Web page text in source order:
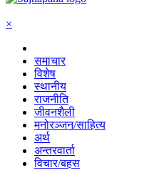
×
समाचार
विशेष
स्थानीय
राजनीति
जीवनशैली
मनोरञ्जन/साहित्य
अर्थ
अन्तरवार्ता
विचार/बहस